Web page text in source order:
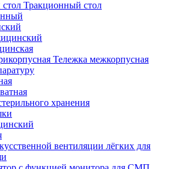
Тракционный стол
Тележка межкорпусная
хранения
вентиляции лёгких для